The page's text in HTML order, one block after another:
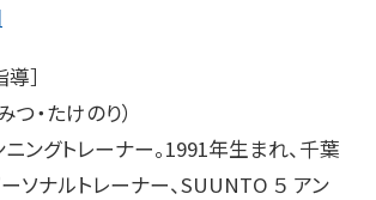
］
・たけのり）
ニングトレーナー。1991年生まれ、千葉
ソナルトレーナー、SUUNTO ５ アン